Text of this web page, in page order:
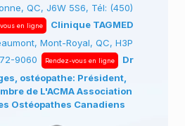
QC, J6W 5S6, Tél: (450)
en ligne
Clinique TAGMED
Mont-Royal, QC, H3P
9060 Rendez-vous en ligne
Dr
ostéopathe: Président,
de L'ACMA Association
Ostéopathes Canadiens